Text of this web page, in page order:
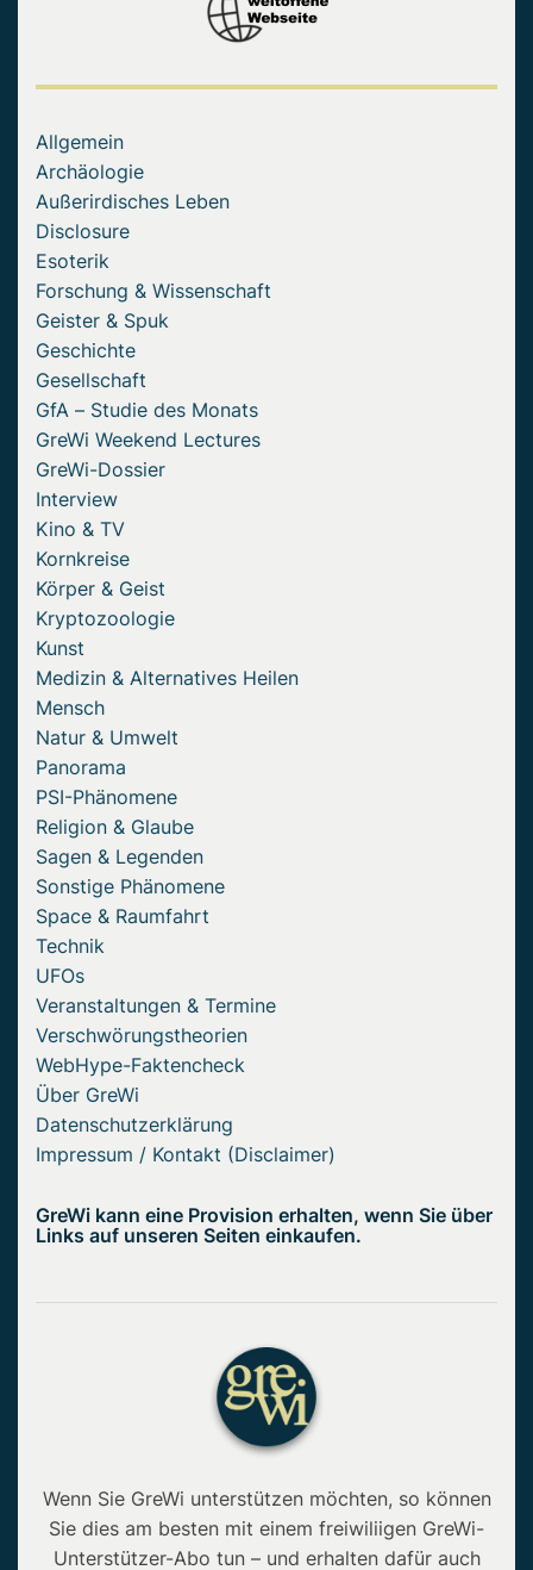
Allgemein
Archäologie
Außerirdisches Leben
Disclosure
Esoterik
Forschung & Wissenschaft
Geister & Spuk
Geschichte
Gesellschaft
GfA – Studie des Monats
GreWi Weekend Lectures
GreWi-Dossier
Interview
Kino & TV
Kornkreise
Körper & Geist
Kryptozoologie
Kunst
Medizin & Alternatives Heilen
Mensch
Natur & Umwelt
Panorama
PSI-Phänomene
Religion & Glaube
Sagen & Legenden
Sonstige Phänomene
Space & Raumfahrt
Technik
UFOs
Veranstaltungen & Termine
Verschwörungstheorien
WebHype-Faktencheck
Über GreWi
Datenschutzerklärung
Impressum / Kontakt (Disclaimer)
GreWi kann eine Provision erhalten, wenn Sie über
Links auf unseren Seiten einkaufen.
Wenn Sie GreWi unterstützen möchten, so können
Sie dies am besten mit einem freiwiliigen GreWi-
Unterstützer-Abo tun – und erhalten dafür auch